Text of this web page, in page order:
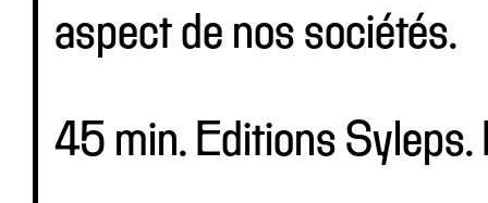
aspect de nos sociétés.
45 min. Editions